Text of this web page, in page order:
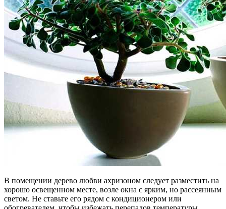
В помещении дерево любви ахризоном следует разместить на
хорошо освещенном месте, возле окна с ярким, но рассеянным
светом. Не ставьте его рядом с кондиционером или